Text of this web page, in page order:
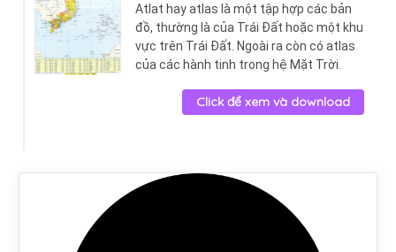
Atlat hay atlas là một tập hợp các bản
đồ, thường là của Trái Đất hoặc một khu
vực trên Trái Đất. Ngoài ra còn có atlas
của các hành tinh trong hệ Mặt Trời.
Click để xem và download